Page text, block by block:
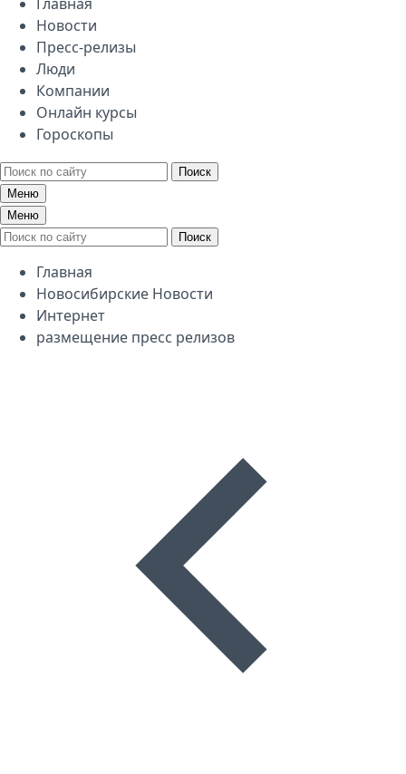
Новости
Пресс-релизы
Люди
Компании
Онлайн курсы
Гороскопы
Поиск
Меню
Меню
Поиск
Главная
Новосибирские Новости
Интернет
размещение пресс релизов